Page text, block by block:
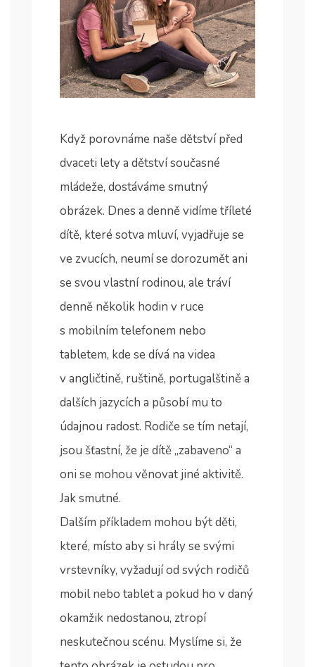
Když porovnáme naše dětství před
dvaceti lety a dětství současné
mládeže, dostáváme smutný
obrázek. Dnes a denně vidíme tříleté
dítě, které sotva mluví, vyjadřuje se
ve zvucích, neumí se dorozumět ani
se svou vlastní rodinou, ale tráví
denně několik hodin v ruce
s mobilním telefonem nebo
tabletem, kde se dívá na videa
v angličtině, ruštině, portugalštině a
dalších jazycích a působí mu to
údajnou radost. Rodiče se tím netají,
jsou šťastní, že je dítě „zabaveno“ a
oni se mohou věnovat jiné aktivitě.
Jak smutné.
Dalším příkladem mohou být děti,
které, místo aby si hrály se svými
vrstevníky, vyžadují od svých rodičů
mobil nebo tablet a pokud ho v daný
okamžik nedostanou, ztropí
neskutečnou scénu. Myslíme si, že